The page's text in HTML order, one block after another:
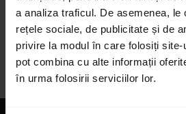
a analiza traficul. De asemenea, le
rețele sociale, de publicitate și de
privire la modul în care folosiți
pot combina cu alte informații
în urma folosirii serviciilor lor.
Resources to get